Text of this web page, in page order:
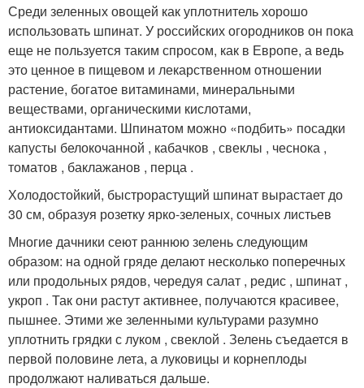
Среди зеленных овощей как уплотнитель хорошо
использовать шпинат. У российских огородников он пока
еще не пользуется таким спросом, как в Европе, а ведь
это ценное в пищевом и лекарственном отношении
растение, богатое витаминами, минеральными
веществами, органическими кислотами,
антиоксидантами. Шпинатом можно «подбить» посадки
капусты белокочанной , кабачков , свеклы , чеснока ,
томатов , баклажанов , перца .
Холодостойкий, быстрорастущий шпинат вырастает до
30 см, образуя розетку ярко-зеленых, сочных листьев
Многие дачники сеют раннюю зелень следующим
образом: на одной гряде делают несколько поперечных
или продольных рядов, чередуя салат , редис , шпинат ,
укроп . Так они растут активнее, получаются красивее,
пышнее. Этими же зеленными культурами разумно
уплотнить грядки с луком , свеклой . Зелень съедается в
первой половине лета, а луковицы и корнеплоды
продолжают наливаться дальше.